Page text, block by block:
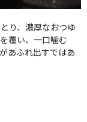
り、濃厚なおつゆ
覆い、一口噛む
あふれ出すではあ